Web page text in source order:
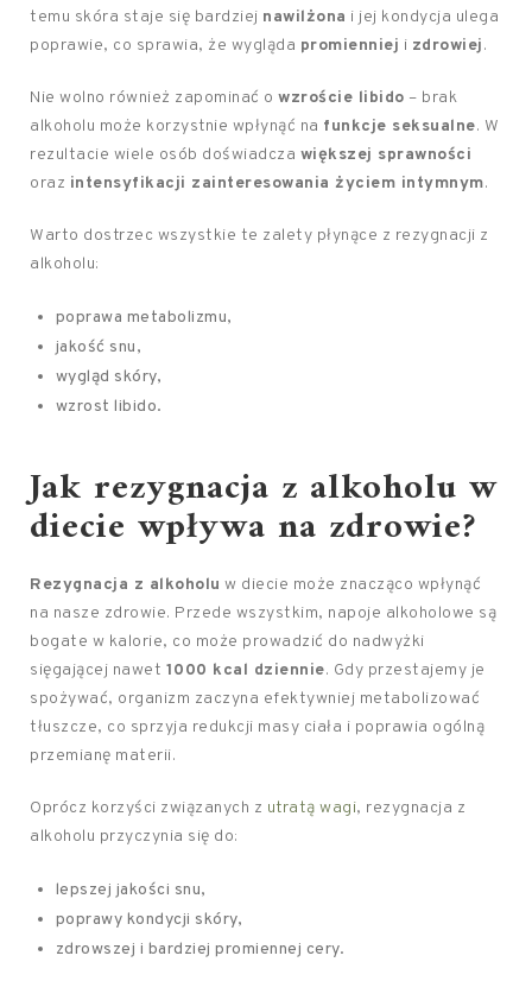
temu skóra staje się bardziej nawilżona i jej kondycja ulega
poprawie, co sprawia, że wygląda promienniej i zdrowiej.
Nie wolno również zapominać o wzroście libido – brak
alkoholu może korzystnie wpłynąć na funkcje seksualne. W
rezultacie wiele osób doświadcza większej sprawności
oraz intensyfikacji zainteresowania życiem intymnym.
Warto dostrzec wszystkie te zalety płynące z rezygnacji z
alkoholu:
poprawa metabolizmu,
jakość snu,
wygląd skóry,
wzrost libido.
Jak rezygnacja z alkoholu w
diecie wpływa na zdrowie?
Rezygnacja z alkoholu w diecie może znacząco wpłynąć
na nasze zdrowie. Przede wszystkim, napoje alkoholowe są
bogate w kalorie, co może prowadzić do nadwyżki
sięgającej nawet 1000 kcal dziennie. Gdy przestajemy je
spożywać, organizm zaczyna efektywniej metabolizować
tłuszcze, co sprzyja redukcji masy ciała i poprawia ogólną
przemianę materii.
Oprócz korzyści związanych z utratą wagi, rezygnacja z
alkoholu przyczynia się do:
lepszej jakości snu,
poprawy kondycji skóry,
zdrowszej i bardziej promiennej cery.